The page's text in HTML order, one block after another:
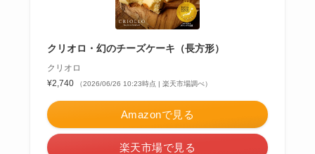
クリオロ・幻のチーズケーキ（長方形）
クリオロ
¥2,740
（2026/06/26 10:23時点 | 楽天市場調べ）
Amazonで見る
楽天市場で見る